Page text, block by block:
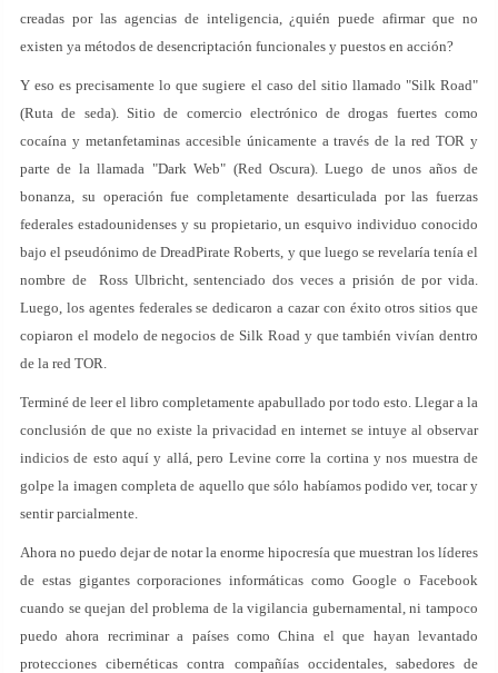
creadas por las agencias de inteligencia, ¿quién puede afirmar que no
existen ya métodos de desencriptación funcionales y puestos en acción?
Y eso es precisamente lo que sugiere el caso del sitio llamado "Silk Road"
(Ruta de seda). Sitio de comercio electrónico de drogas fuertes como
cocaína y metanfetaminas accesible únicamente a través de la red TOR y
parte de la llamada "Dark Web" (Red Oscura). Luego de unos años de
bonanza, su operación fue completamente desarticulada por las fuerzas
federales estadounidenses y su propietario, un esquivo individuo conocido
bajo el pseudónimo de DreadPirate Roberts, y que luego se revelaría tenía el
nombre de Ross Ulbricht, sentenciado dos veces a prisión de por vida.
Luego, los agentes federales se dedicaron a cazar con éxito otros sitios que
copiaron el modelo de negocios de Silk Road y que también vivían dentro
de la red TOR.
Terminé de leer el libro completamente apabullado por todo esto. Llegar a la
conclusión de que no existe la privacidad en internet se intuye al observar
indicios de esto aquí y allá, pero Levine corre la cortina y nos muestra de
golpe la imagen completa de aquello que sólo habíamos podido ver, tocar y
sentir parcialmente.
Ahora no puedo dejar de notar la enorme hipocresía que muestran los líderes
de estas gigantes corporaciones informáticas como Google o Facebook
cuando se quejan del problema de la vigilancia gubernamental, ni tampoco
puedo ahora recriminar a países como China el que hayan levantado
protecciones cibernéticas contra compañías occidentales, sabedores de